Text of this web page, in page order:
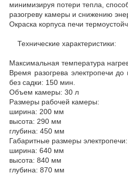
минимизируя потери тепла,
разогреву камеры и снижению
Окраска корпуса печи
Технические характеристики:
Максимальная температура
Время разогрева электропечи
без садки: 150 мин.
Объем камеры: 30 л
Размеры рабочей камеры:
ширина: 200 мм
высота: 290 мм
глубина: 450 мм
Габаритные размеры электропечи:
ширина: 640 мм
высота: 840 мм
глубина: 870 мм